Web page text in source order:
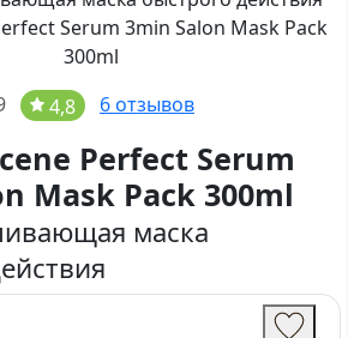
4,8 6 отзывов
Perfect Serum
Mask Pack 300ml
маска